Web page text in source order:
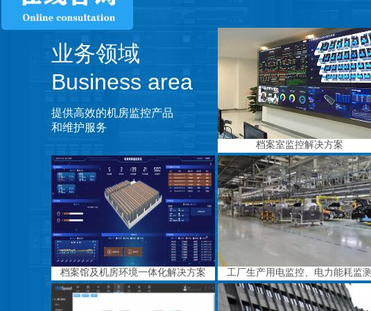
业务领域
Business area
提供高效的机房监控产品
和维护服务
档案室监控解决方案
档案馆及机房环境一体化解决方案 工厂生产用电监控、电力能耗监测